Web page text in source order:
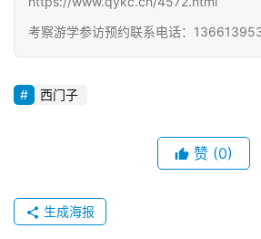
考察游学参访预约联系电话：
西门子
赞 (0)
生成海报